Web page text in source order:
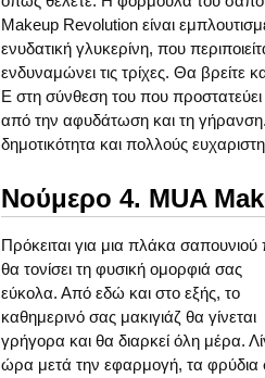
Makeup Revolution είναι
ενυδατική γλυκερίνη, που
ενδυναμώνει τις τρίχες. Θα βρείτε
Ε στη σύνθεση του που προστατεύει
από την αφυδάτωση και τη γήρανση.
δημοτικότητα και πολλούς
Νούμερο 4. MUA
Πρόκειται για μια πλάκα σαπουνιού
θα τονίσει τη φυσική ομορφιά σας
εύκολα. Από εδώ και στο εξής, το
καθημερινό σας μακιγιάζ θα γίνεται
γρήγορα και θα διαρκεί όλη μέρα.
ώρα μετά την εφαρμογή, τα φρύδια